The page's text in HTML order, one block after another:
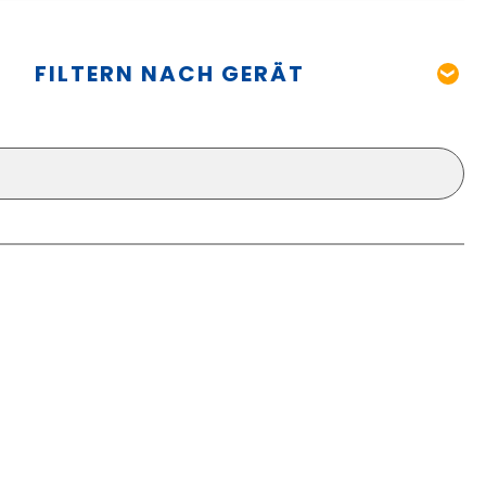
FILTERN NACH GERÄT